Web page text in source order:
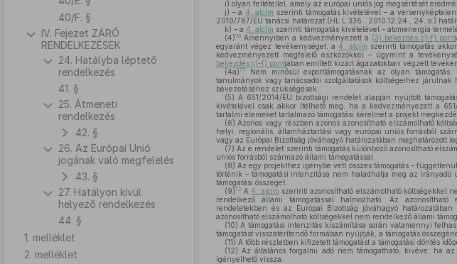
40/F. §
IV. Fejezet ZÁRÓ
RENDELKEZÉSEK
24. Hatályba léptető
rendelkezés
41. §
25. Átmeneti
rendelkezés
42. §
26. Az Európai Unió
jogának való megfelelés
43. §
27. Hatályon kívül
helyező rendelkezés
44. §
1. melléklet
2. melléklet
i) olyan feltétellel, amely az európai uniós jog megsértését
j) – a4. alcím szerinti támogatás kivételével – a
2010/787/EU tanácsi határozat (HL L 336., 2010.12.24., 24. o.)
k) – a 4. alcím szerinti támogatás kivételével – atomenergia
(4)70Amennyiben a kedvezményezett a (3) bekezdés c)–f) pont
egyaránt végez tevékenységet, a4. alcím szerinti támogatás
kedvezményezett megfelelő eszközökkel – úgymint a
bekezdés c)–f) pontjában említett kizárt ágazatokban végzett
(4a)71
Nem minősül exporttámogatásnak az olyan
tanulmányok vagy tanácsadói szolgáltatások költségeihez
bevezetéséhez szükségesek.
(5) A 651/2014/EU bizottsági rendelet alapján nyújtott
kivételével csak akkor ítélhető meg, ha a kedvezményezett a
tartalmi elemeket tartalmazó támogatási kérelmét a projekt
(6) Azonos vagy részben azonos azonosítható elszámolható
helyi, regionális, államháztartási vagy európai uniós forrásból
vagy az Európai Bizottság jóváhagyó határozatában meghatározott
(7) Az e rendelet szerinti támogatás különböző azonosítható
uniós forrásból származó állami támogatással.
(8) Az egy projekthez igénybe vett összes támogatás –
történik – támogatási intenzitása nem haladhatja meg az irányadó
támogatási összeget.
(9)72 A4. alcím szerinti azonosítható elszámolható költségekkel
rendelkező állami támogatással halmozható. Az azonosítható
rendeletekben és az Európai Bizottság jóváhagyó
azonosítható elszámolható költségekkel nem rendelkező állami
(10) A támogatási intenzitás kiszámítása során valamennyi
támogatást visszatérítendő formában nyújtják, a támogatás
(11) A több részletben kifizetett támogatást a támogatási döntés
(12) Az általános forgalmi adó nem támogatható, kivéve, ha
igényelhető vissza.